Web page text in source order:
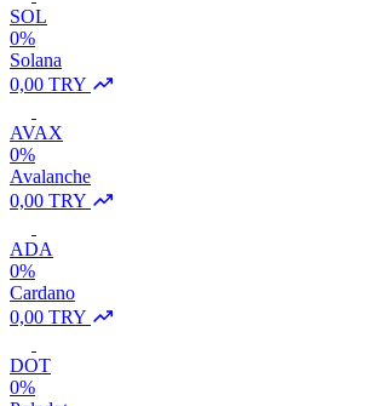
SOL
0%
Solana
0,00 TRY
AVAX
0%
Avalanche
0,00 TRY
ADA
0%
Cardano
0,00 TRY
DOT
0%